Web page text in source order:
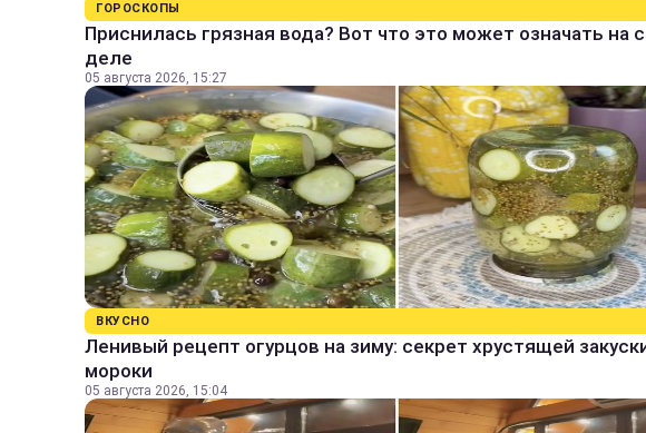
ГОРОСКОПЫ
Приснилась грязная вода? Вот что это может означать на
деле
05 августа 2026, 15:27
ВКУСНО
Ленивый рецепт огурцов на зиму: секрет хрустящей
мороки
05 августа 2026, 15:04